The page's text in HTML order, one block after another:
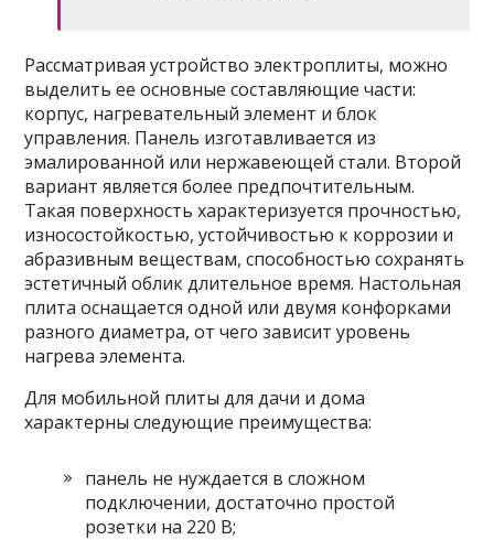
Рассматривая устройство электроплиты, можно
выделить ее основные составляющие части:
корпус, нагревательный элемент и блок
управления. Панель изготавливается из
эмалированной или нержавеющей стали. Второй
вариант является более предпочтительным.
Такая поверхность характеризуется прочностью,
износостойкостью, устойчивостью к коррозии и
абразивным веществам, способностью сохранять
эстетичный облик длительное время. Настольная
плита оснащается одной или двумя конфорками
разного диаметра, от чего зависит уровень
нагрева элемента.
Для мобильной плиты для дачи и дома
характерны следующие преимущества:
панель не нуждается в сложном
подключении, достаточно простой
розетки на 220 В;